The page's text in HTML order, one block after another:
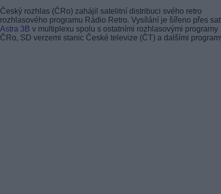
Český rozhlas (ČRo) zahájil satelitní distribuci svého retro
rozhlasového programu Rádio Retro. Vysílání je šířeno přes
Astra 3B v multiplexu spolu s ostatními rozhlasovými programy
ČRo, SD verzemi stanic České televize (ČT) a dalšími